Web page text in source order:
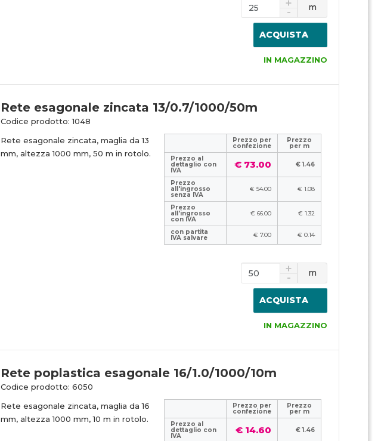
m
ACQUISTA
IN MAGAZZINO
Rete esagonale zincata 13/0.7/1000/50m
Codice prodotto: 1048
Rete esagonale zincata, maglia da 13
mm, altezza 1000 mm, 50 m in rotolo.
Prezzo per
confezione
Prezzo
per m
Prezzo al
dettaglio con
IVA
€ 73.00 € 1.46
Prezzo
all'ingrosso
senza IVA
€ 54.00 € 1.08
Prezzo
all'ingrosso
con IVA
€ 66.00 € 1.32
con partita
IVA salvare € 7.00 € 0.14
m
ACQUISTA
IN MAGAZZINO
Rete poplastica esagonale 16/1.0/1000/10m
Codice prodotto: 6050
Rete esagonale zincata, maglia da 16
mm, altezza 1000 mm, 10 m in rotolo.
Prezzo per
confezione
Prezzo
per m
Prezzo al
dettaglio con
IVA
€ 14.60 € 1.46